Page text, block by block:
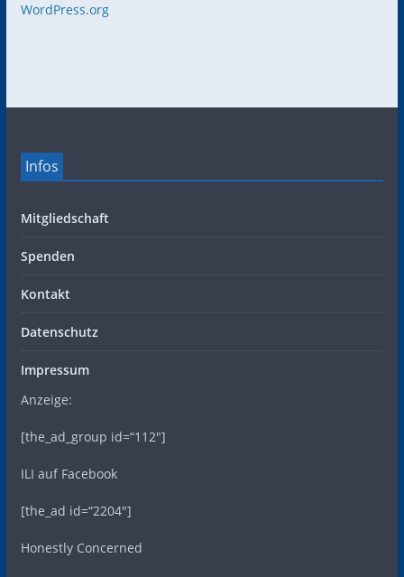
WordPress.org
Infos
Mitgliedschaft
Spenden
Kontakt
Datenschutz
Impressum
Anzeige:
[the_ad_group id=“112″]
ILI auf Facebook
[the_ad id=“2204″]
Honestly Concerned